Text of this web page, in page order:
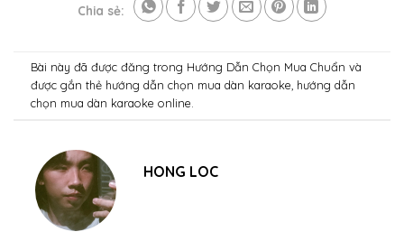
Chia sẻ:
Bài này đã được đăng trong Hướng Dẫn Chọn Mua Chuẩn và
được gắn thẻ hướng dẫn chọn mua dàn karaoke, hướng dẫn
chọn mua dàn karaoke online.
HONG LOC